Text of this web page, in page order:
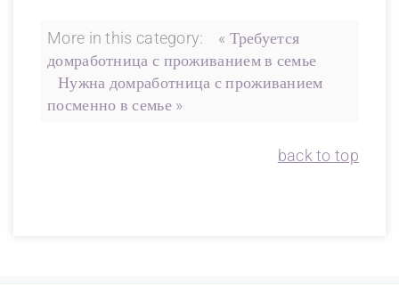
More in this category:
« Требуется
домработница с проживанием в семье
Нужна домработница с проживанием
посменно в семье »
back to top